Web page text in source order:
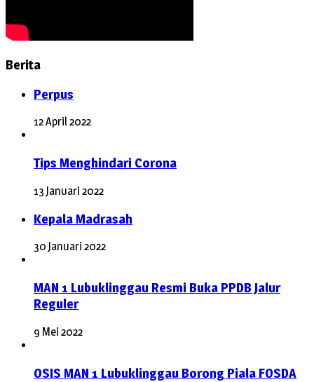
Berita
Perpus
12 April 2022
Tips Menghindari Corona
13 Januari 2022
Kepala Madrasah
30 Januari 2022
MAN 1 Lubuklinggau Resmi Buka PPDB Jalur
Reguler
9 Mei 2022
OSIS MAN 1 Lubuklinggau Borong Piala FOSDA